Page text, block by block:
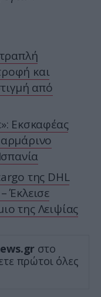
και
από
Εκσκαφέας
της DHL
Έκλεισε
της Λειψίας
στο
πρώτοι όλες